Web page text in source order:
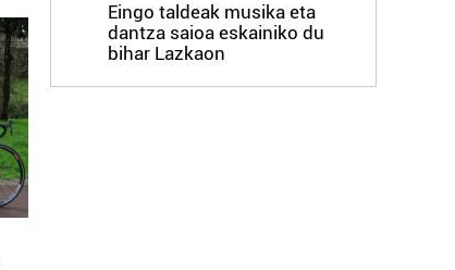
Eingo taldeak musika eta
dantza saioa eskainiko du
bihar Lazkaon